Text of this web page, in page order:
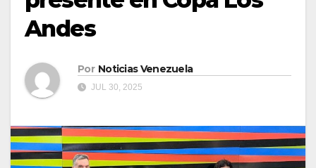
Andes
Por Noticias Venezuela
JUL 30, 2025